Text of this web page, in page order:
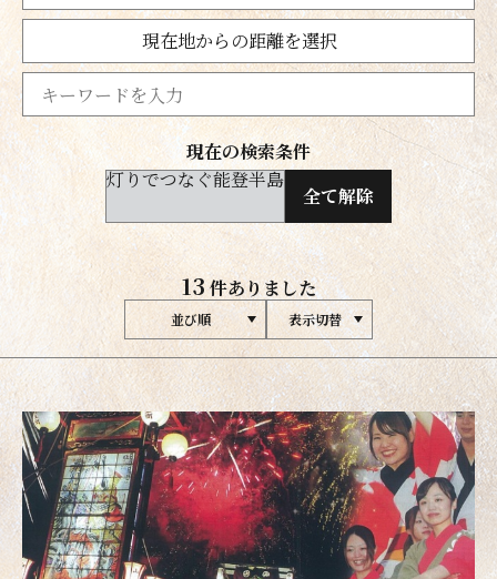
現在地からの距離を選択
現在の検索条件
灯りでつなぐ能登半島
全て解除
13件ありました
並び順 表示切替